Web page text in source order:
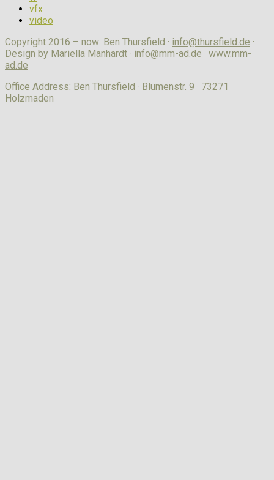
vfx
video
Copyright 2016 – now: Ben Thursfield · info@thursfield.de ·
Design by Mariella Manhardt · info@mm-ad.de · www.mm-
ad.de
Office Address: Ben Thursfield · Blumenstr. 9 · 73271
Holzmaden